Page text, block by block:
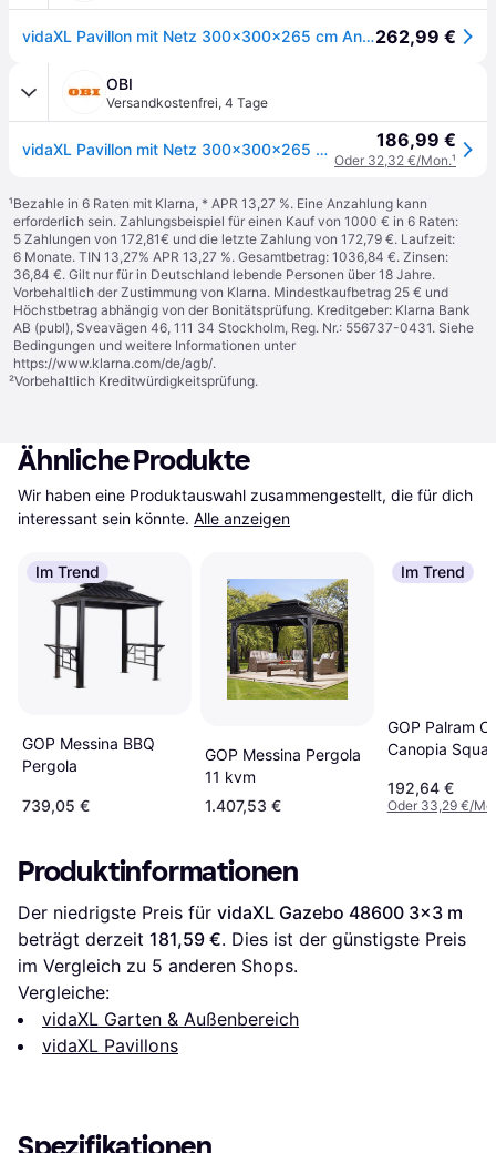
vidaXL Pavillon mit Netz 300x300x265 cm Anthrazit262,99 €
OBI
Versandkostenfrei, 4 Tage
vidaXL Pavillon mit Netz 300x300x265 cm Anthrazit 186,99 €
Oder 32,32 €/Mon.¹
¹Bezahle in 6 Raten mit Klarna, * APR 13,27 %. Eine Anzahlung kann
erforderlich sein. Zahlungsbeispiel für einen Kauf von 1000 € in 6 Raten:
5 Zahlungen von 172,81€ und die letzte Zahlung von 172,79 €. Laufzeit:
6 Monate. TIN 13,27% APR 13,27 %. Gesamtbetrag: 1036,84 €. Zinsen:
36,84 €. Gilt nur für in Deutschland lebende Personen über 18 Jahre.
Vorbehaltlich der Zustimmung von Klarna. Mindestkaufbetrag 25 € und
Höchstbetrag abhängig von der Bonitätsprüfung. Kreditgeber: Klarna Bank
AB (publ), Sveavägen 46, 111 34 Stockholm, Reg. Nr.: 556737-0431. Siehe
Bedingungen und weitere Informationen unter
https://www.klarna.com/de/agb/.
²Vorbehaltlich Kreditwürdigkeitsprüfung.
Ähnliche Produkte
Wir haben eine Produktauswahl zusammengestellt, die für dich
interessant sein könnte. Alle anzeigen
Im Trend
GOP Messina BBQ
Pergola
739,05 €
GOP Messina Pergola
11 kvm
1.407,53 €
Im Trend
GOP Palram
Canopia
Curtain
192,64 €
Oder 33,29 €/
Produktinformationen
Der niedrigste Preis für vidaXL Gazebo 48600 3x3 m
beträgt derzeit 181,59 €. Dies ist der günstigste Preis
im Vergleich zu 5 anderen Shops.
Vergleiche:
vidaXL Garten & Außenbereich
vidaXL Pavillons